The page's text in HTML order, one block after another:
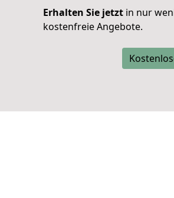
Erhalten Sie jetzt in nur
kostenfreie Angebote.